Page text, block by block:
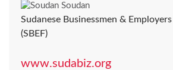
Soudan
Sudanese Businessmen &
(SBEF)
www.sudabiz.org